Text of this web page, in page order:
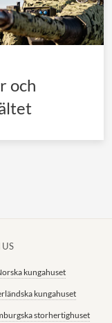
och
kungahuset
kungahuset
storhertighuset